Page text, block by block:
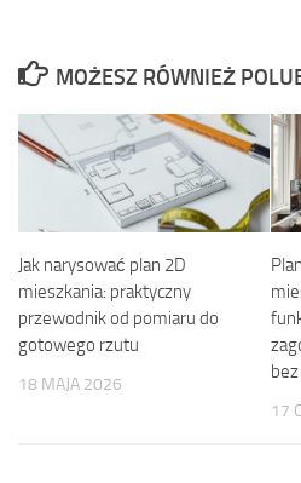
MOŻESZ RÓWNIEŻ
Jak narysować plan 2D
mieszkania: praktyczny
przewodnik od pomiaru do
gotowego rzutu
18 MAJA 2026
17